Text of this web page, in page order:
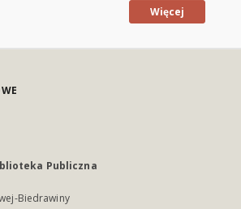
Więcej
Publiczna
Biedrawiny